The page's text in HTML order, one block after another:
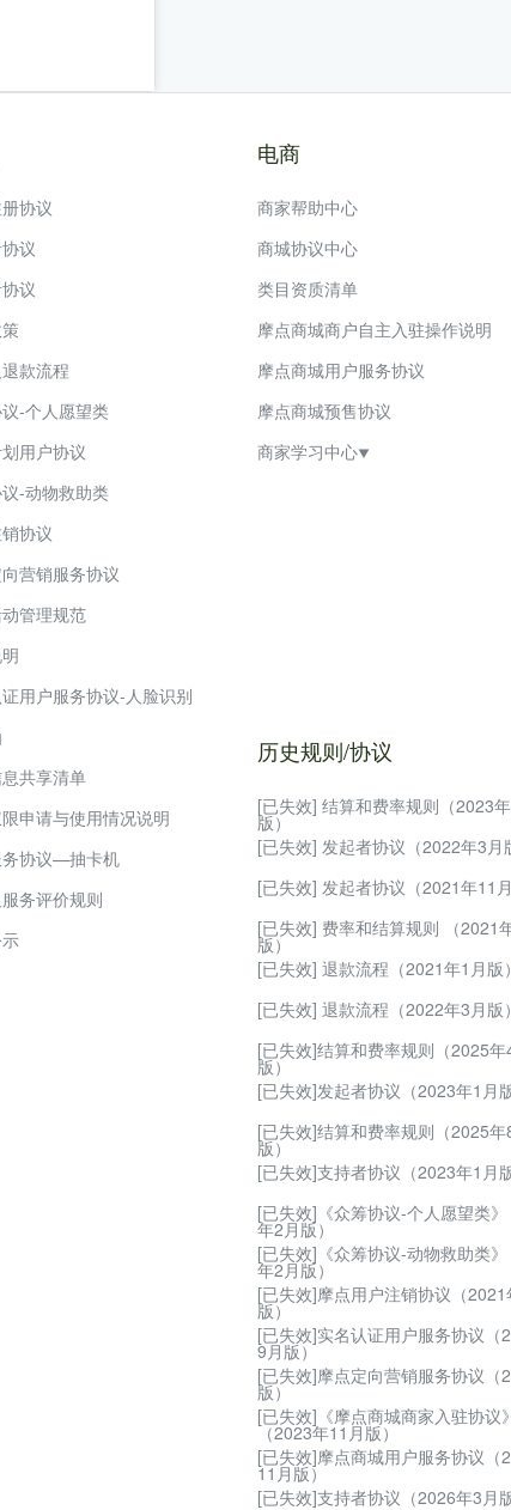
协议
议
议
款流程
-个人愿望类
用户协议
-动物救助类
协议
营销服务协议
管理规范
用户服务协议-人脸识别
共享清单
申请与使用情况说明
务协议—抽卡机
务评价规则
电商
商家帮助中心
商城协议中心
类目资质清单
摩点商城商户自主入驻操作说明
摩点商城用户服务协议
摩点商城预售协议
商家学习中心
POP店商家商品上传规则
摩点商城保质期商品管理规则
摩点商城商家违规处罚管理规则
摩点商城食品类目商品纠纷处
电商商城商品主图及详情页规范
摩点商城商家售后服务管理规则
摩点商城商家退店流程规范
历史规则/协议
[已失效] 结算和费率规则（2023
版）
[已失效] 发起者协议（2022年3月
[已失效] 发起者协议（2021年11
[已失效] 费率和结算规则 （2021
版）
[已失效] 退款流程（2021年1月版
[已失效] 退款流程（2022年3月版
[已失效]结算和费率规则（2025年
版）
[已失效]发起者协议（2023年1月
[已失效]结算和费率规则（2025年
版）
[已失效]支持者协议（2023年1月
[已失效]《众筹协议-个人愿望类
年2月版）
[已失效]《众筹协议-动物救助类
年2月版）
[已失效]摩点用户注销协议（
版）
[已失效]实名认证用户服务协议（
9月版）
[已失效]摩点定向营销服务协议（
版）
[已失效]《摩点商城商家入驻协议
（2023年11月版）
[已失效]摩点商城用户服务协议（
11月版）
[已失效]支持者协议（2026年3月